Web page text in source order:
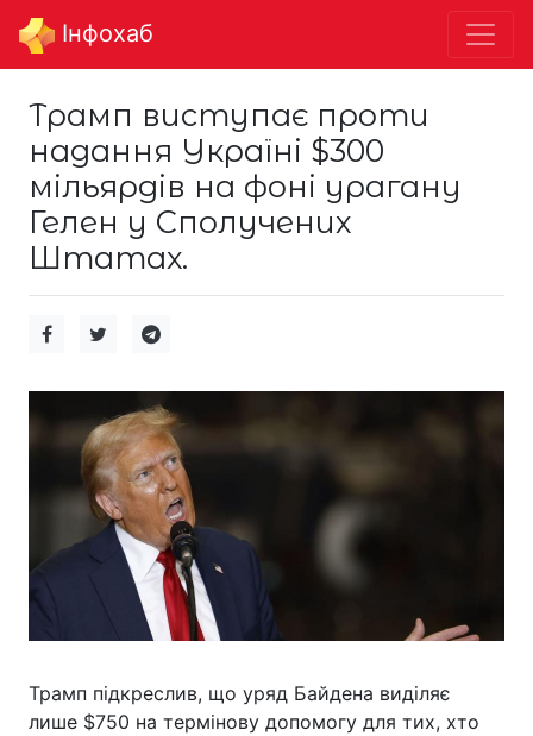
Інфохаб
Трамп виступає проти
надання Україні $300
мільярдів на фоні урагану
Гелен у Сполучених
Штатах.
Трамп підкреслив, що уряд Байдена виділяє
лише $750 на термінову допомогу для тих, хто